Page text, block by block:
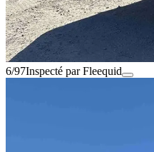
6/97Inspecté par Fleequid